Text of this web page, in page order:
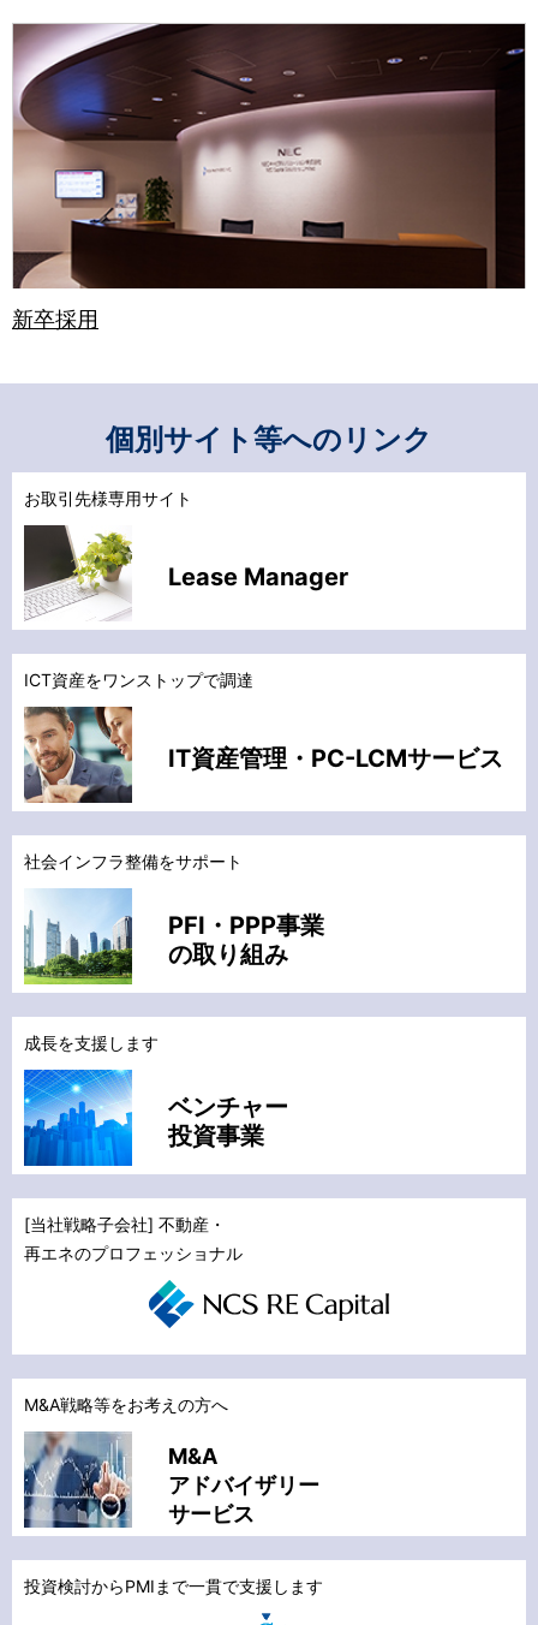
新卒採用
個別サイト等へのリンク
お取引先様専用サイト
Lease Manager
ICT資産をワンストップで調達
IT資産管理・PC-LCMサービス
社会インフラ整備をサポート
PFI・PPP事業
の取り組み
成長を支援します
ベンチャー
投資事業
[当社戦略子会社] 不動産・
再エネのプロフェッショナル
M&A戦略等をお考えの方へ
M&A
アドバイザリー
サービス
投資検討からPMIまで一貫で支援します